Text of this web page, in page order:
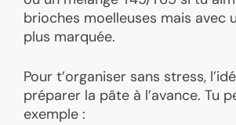
brioches moelleuses mais avec
plus marquée.
Pour t’organiser sans stress,
préparer la pâte à l’avance. Tu
exemple :